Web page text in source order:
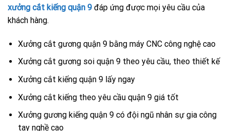
xưởng cắt kiếng quận 9 đáp ứng được mọi yêu cầu của
khách hàng.
Xưởng cắt gương quận 9 bằng máy CNC công nghệ cao
Xưởng cắt gương soi quận 9 theo yêu cầu, theo thiết kế
Xưởng cắt kiếng quận 9 lấy ngay
Xưởng cắt kiếng theo yêu cầu quận 9 giá tốt
Xưởng gương kiếng quận 9 có đội ngũ nhân sự gia công
tay nghề cao